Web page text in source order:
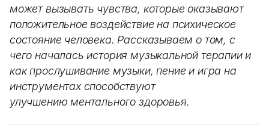
может вызывать чувства, которые оказывают
положительное воздействие на психическое
состояние человека. Рассказываем о том, с
чего началась история музыкальной терапии и
как прослушивание музыки, пение и игра на
инструментах способствуют
улучшению ментального здоровья.